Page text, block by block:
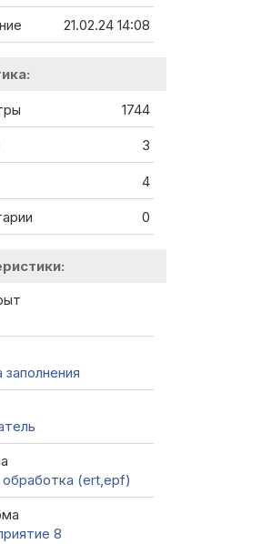
21.02.24 14:08
1744
3
4
0
(ert,epf)
8